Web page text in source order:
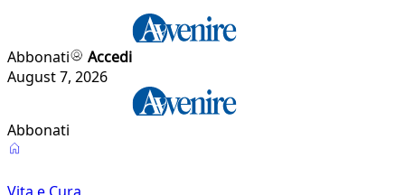
Abbonati
Accedi
August 7, 2026
Abbonati